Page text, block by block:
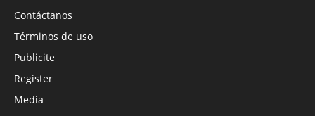
Contáctanos
Términos de uso
Publicite
Register
Media